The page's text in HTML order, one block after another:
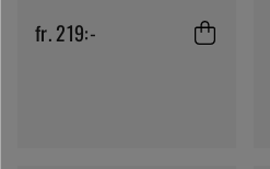
fr. 219:-